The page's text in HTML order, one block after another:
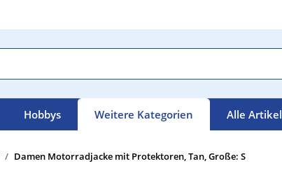
Hobbys Weitere Kategorien Alle Artikel
Damen Motorradjacke mit Protektoren, Tan, Große: S